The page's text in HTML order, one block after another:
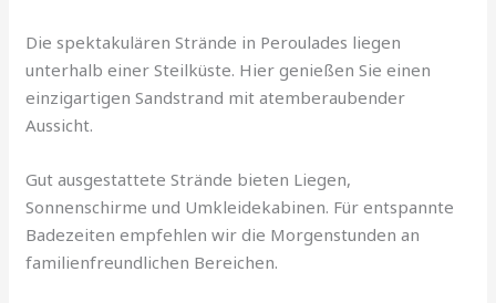
Die spektakulären Strände in Peroulades liegen
unterhalb einer Steilküste. Hier genießen Sie einen
einzigartigen Sandstrand mit atemberaubender
Aussicht.
Gut ausgestattete Strände bieten Liegen,
Sonnenschirme und Umkleidekabinen. Für entspannte
Badezeiten empfehlen wir die Morgenstunden an
familienfreundlichen Bereichen.